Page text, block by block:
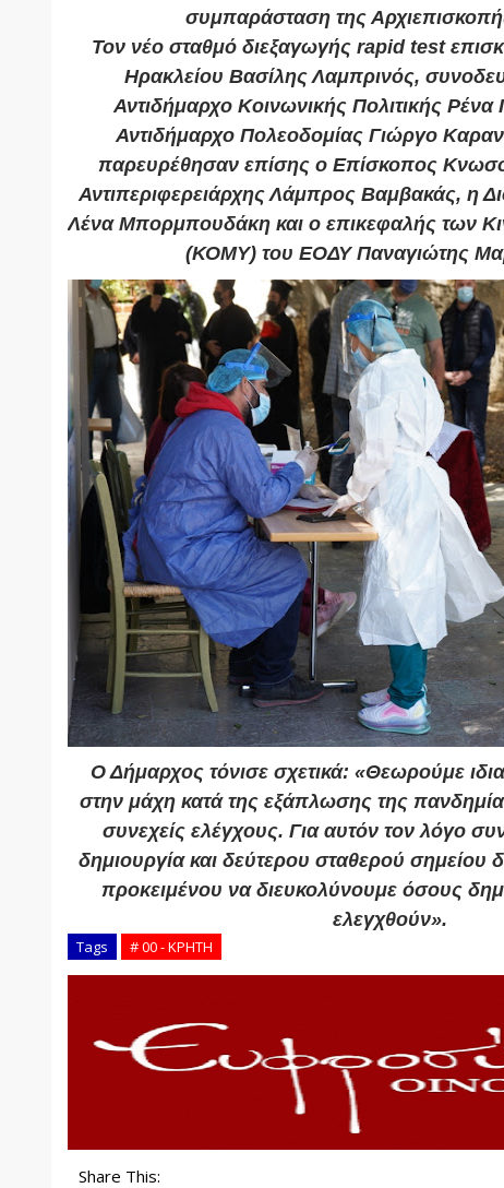
συμπαράσταση της
Τον νέο σταθμό διεξαγωγής rapid test
Ηρακλείου Βασίλης Λαμπρινός,
Αντιδήμαρχο Κοινωνικής Πολιτικής
Αντιδήμαρχο Πολεοδομίας Γιώργο
παρευρέθησαν επίσης ο Επίσκοπος
Αντιπεριφερειάρχης Λάμπρος Βαμβακάς, η
Λένα Μπορμπουδάκη και ο επικεφαλής των
(ΚΟΜΥ) του ΕΟΔΥ Παναγιώτης
Ο Δήμαρχος τόνισε σχετικά: «Θεωρούμε
στην μάχη κατά της εξάπλωσης της
συνεχείς ελέγχους. Για αυτόν τον λόγο
δημιουργία και δεύτερου σταθερού σημείου
προκειμένου να διευκολύνουμε όσους
ελεγχθούν».
Tags # 00 - ΚΡΗΤΗ
Share This: